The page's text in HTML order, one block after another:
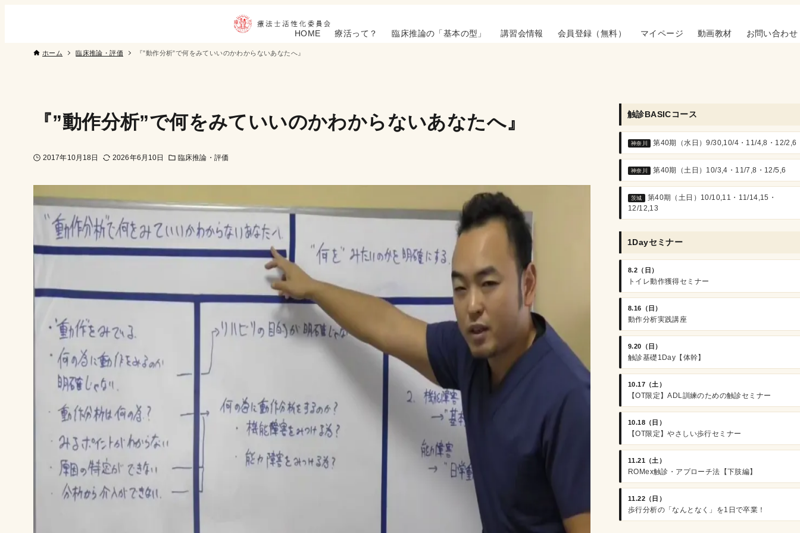
HOME 療活って？ 臨床推論の「基本の型」 講習会情報 会員登録（無料） マイページ 動画教材 お問い合わせ
ホーム 臨床推論・評価 『”動作分析”で何をみていいのかわからないあなたへ』
『”動作分析”で何をみていいのかわからないあなたへ』
2017年10月18日 2026年6月10日 臨床推論・評価
触診BASICコース
神奈川 第40期（水日）9/30,10/4・11/4,8・12/2,6
神奈川 第40期（土日）10/3,4・11/7,8・12/5,6
茨城
第40期（土日）10/10,11・11/14,15・
12/12,13
1Dayセミナー
8.2（日）
トイレ動作獲得セミナー
8.16（日）
動作分析実践講座
9.20（日）
触診基礎1Day【体幹】
10.17（土）
【OT限定】ADL訓練のための触診セミナー
10.18（日）
【OT限定】やさしい歩行セミナー
11.21（土）
ROMex触診・アプローチ法【下肢編】
11.22（日）
歩行分析の「なんとなく」を1日で卒業！